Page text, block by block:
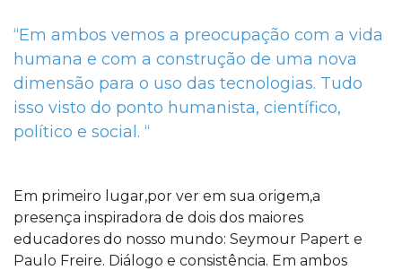
“Em ambos vemos a preocupação com a vida
humana e com a construção de uma nova
dimensão para o uso das tecnologias. Tudo
isso visto do ponto humanista, científico,
político e social. “
Em primeiro lugar,por ver em sua origem,a
presença inspiradora de dois dos maiores
educadores do nosso mundo: Seymour Papert e
Paulo Freire. Diálogo e consistência. Em ambos